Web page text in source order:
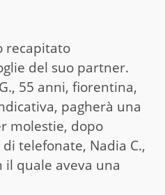
recapitato
del suo partner.
55 anni, fiorentina,
pagherà una
molestie, dopo
telefonate, Nadia C.,
il quale aveva una